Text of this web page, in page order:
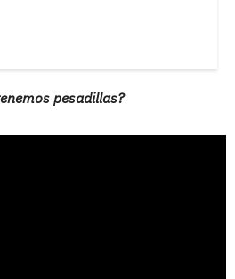
pesadillas?